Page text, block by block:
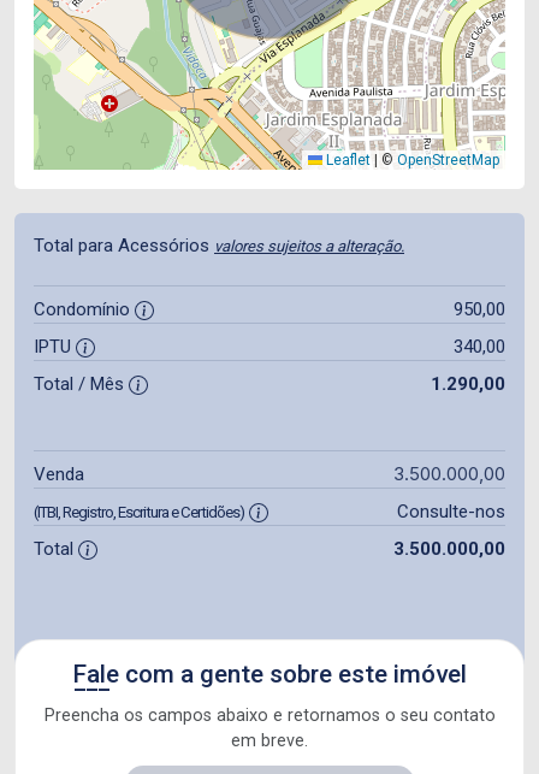
Leaflet © OpenStreetMap
Total para Acessórios valores sujeitos a alteração.
Condomínio
950,00
IPTU
340,00
Total / Mês
1.290,00
Venda 3.500.000,00
(ITBI, Registro, Escritura e Certidões)
Consulte-nos
Total
3.500.000,00
Fale com a gente sobre este imóvel
Preencha os campos abaixo e retornamos o seu contato
em breve.